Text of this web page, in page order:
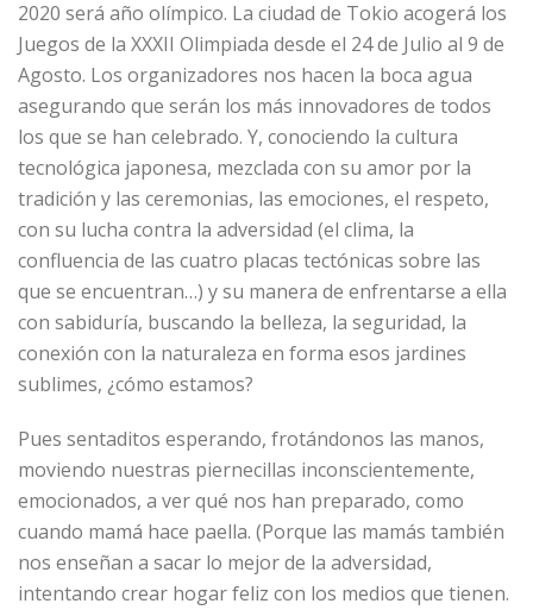
2020 será año olímpico. La ciudad de Tokio acogerá los
Juegos de la XXXII Olimpiada desde el 24 de Julio al 9 de
Agosto. Los organizadores nos hacen la boca agua
asegurando que serán los más innovadores de todos
los que se han celebrado. Y, conociendo la cultura
tecnológica japonesa, mezclada con su amor por la
tradición y las ceremonias, las emociones, el respeto,
con su lucha contra la adversidad (el clima, la
confluencia de las cuatro placas tectónicas sobre las
que se encuentran…) y su manera de enfrentarse a ella
con sabiduría, buscando la belleza, la seguridad, la
conexión con la naturaleza en forma esos jardines
sublimes, ¿cómo estamos?
Pues sentaditos esperando, frotándonos las manos,
moviendo nuestras piernecillas inconscientemente,
emocionados, a ver qué nos han preparado, como
cuando mamá hace paella. (Porque las mamás también
nos enseñan a sacar lo mejor de la adversidad,
intentando crear hogar feliz con los medios que tienen.